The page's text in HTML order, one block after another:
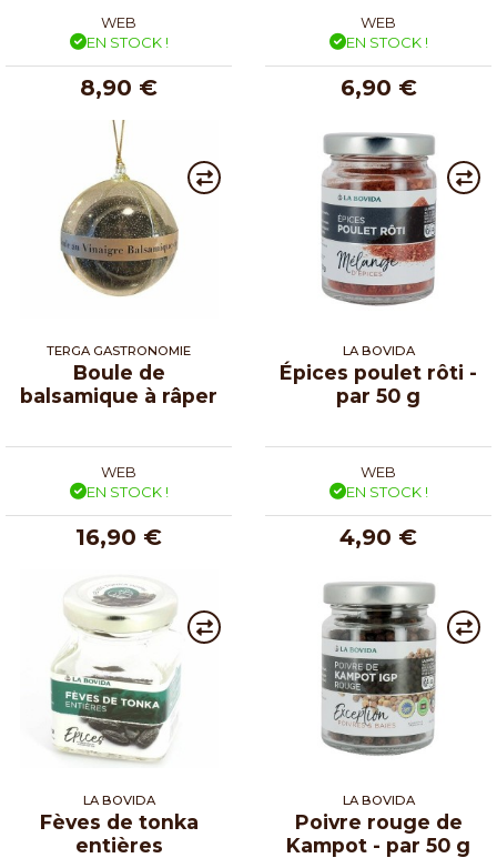
WEB
EN STOCK !
8,90 €
WEB
EN STOCK !
6,90 €
TERGA GASTRONOMIE
Boule de
balsamique à râper
WEB
EN STOCK !
16,90 €
LA BOVIDA
Épices poulet rôti -
par 50 g
WEB
EN STOCK !
4,90 €
LA BOVIDA
Fèves de tonka
entières
LA BOVIDA
Poivre rouge de
Kampot - par 50 g